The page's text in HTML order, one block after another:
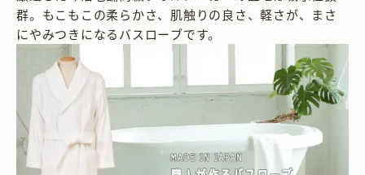
群。もこもこの柔らかさ、肌触りの良さ、軽さが、まさ
にやみつきになるバスローブです。